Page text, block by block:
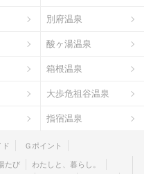
別府温泉
酸ヶ湯温泉
箱根温泉
大歩危祖谷温泉
指宿温泉
ド Ｇポイント
たび
わたしと、暮らし。